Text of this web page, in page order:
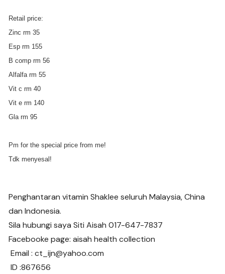
Retail price:
Zinc rm 35
Esp rm 155
B comp rm 56
Alfalfa rm 55
Vit c rm 40
Vit e rm 140
Gla rm 95
Pm for the special price from me!
Tdk menyesal!
Penghantaran vitamin Shaklee seluruh Malaysia, China
dan Indonesia.
Sila hubungi saya Siti Aisah 017-647-7837
Facebooke page: aisah health collection
Email : ct_ijn@yahoo.com
ID :867656